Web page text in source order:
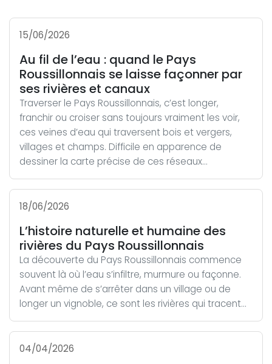
15/06/2026
Au fil de l’eau : quand le Pays
Roussillonnais se laisse façonner par
ses rivières et canaux
Traverser le Pays Roussillonnais, c’est longer,
franchir ou croiser sans toujours vraiment les voir,
ces veines d’eau qui traversent bois et vergers,
villages et champs. Difficile en apparence de
dessiner la carte précise de ces réseaux...
18/06/2026
L’histoire naturelle et humaine des
rivières du Pays Roussillonnais
La découverte du Pays Roussillonnais commence
souvent là où l’eau s’infiltre, murmure ou façonne.
Avant même de s’arrêter dans un village ou de
longer un vignoble, ce sont les rivières qui tracent...
04/04/2026